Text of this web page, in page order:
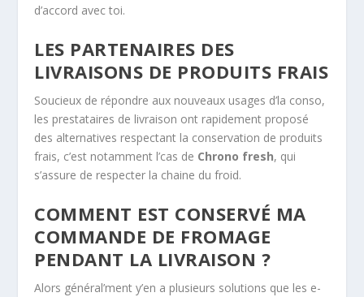
d’accord avec toi.
LES PARTENAIRES DES
LIVRAISONS DE PRODUITS FRAIS
Soucieux de répondre aux nouveaux usages d’la conso,
les prestataires de livraison ont rapidement proposé
des alternatives respectant la conservation de produits
frais, c’est notamment l’cas de Chrono fresh, qui
s’assure de respecter la chaine du froid.
COMMENT EST CONSERVÉ MA
COMMANDE DE FROMAGE
PENDANT LA LIVRAISON ?
Alors général’ment y’en a plusieurs solutions que les e-